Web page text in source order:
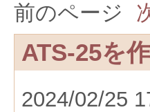
前のページ
ATS-25を
2024/02/25